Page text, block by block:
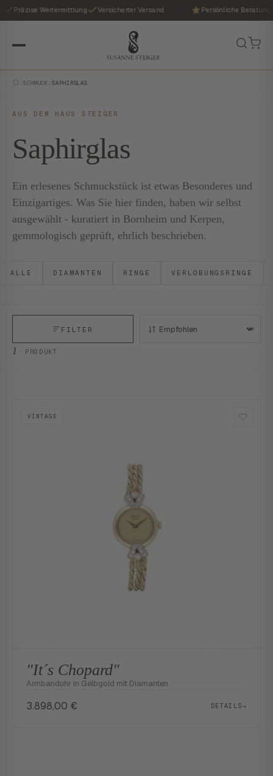
Präzise Wertermittlung Versicherter Versand Persönliche Beratung
SCHMUCK /SAPHIRGLAS
AUS DEM HAUS STEIGER
Saphirglas
Ein erlesenes Schmuckstück ist etwas Besonderes und
Einzigartiges. Was Sie hier finden, haben wir selbst
ausgewählt - kuratiert in Bornheim und Kerpen,
gemmologisch geprüft, ehrlich beschrieben.
ALLE DIAMANTEN RINGE VERLOBUNGSRINGE
1 PRODUKT
FILTER SORTIEREN:
VINTAGE
"It´s Chopard"
Armbanduhr in Gelbgold mit Diamanten
3.898,00 € DETAILS→